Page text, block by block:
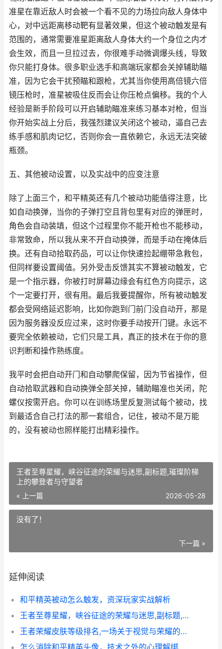
准星在靠近敌人时会被一个看不见的力场拉向敌人身体中
心，对中远距离移动靶有显著效果，但这个被动触发是有
范围的，通常需要准星距离敌人身体大约一个身位之内才
会生效，而且一旦拉过去，你很难手动微调爆头线，导致
你只能打身体。很多职业选手和高端玩家都会关掉辅助瞄
准，因为它会干扰预瞄和跟枪，尤其当你使用高倍镜六倍
镜压枪时，准星被吸住反而会让你压枪点偏移。我的个人
经验是新手阶段可以开启辅助瞄准来练习基本对枪，但当
你开始实战上分后，我强烈建议关闭这个被动，逼自己去
练手感和肌肉记忆，否则你会一直依赖它，永远无法突破
瓶颈。
五、其他被动设置，以及实战中的应变注意
除了上面三个，和平精英还有几个被动功能值得注意，比
如自动换弹，当你的子弹打空且背包里有对应的弹匣时，
角色会自动装填，但这个过程里你不能开枪也不能移动，
非常致命，所以我从来不开自动换弹，而是手动在掩体后
换。还有自动拾取药品，可以让你快速捡起绷带急救包，
但同样要设置阈值。另外受击反馈其实不算被动触发，它
是一个指示器，你被打时屏幕边缘会有红色方向提示，这
个一定要打开，很有用。最后我要提醒你，所有被动触发
都会受网络延迟影响，比如你跑到门前门没自动开，那是
因为服务器没反应过来，这时你要手动按开门键。永远不
要完全依赖被动，它们只是工具，真正的技术在于你的意
识判断和操作熟练度。
我平时会把自动开门和自动攀爬保留，因为节省操作，但
自动拾取武器和自动换弹全部关掉，辅助瞄准也关闭，陀
螺仪按需开启。你可以在训练场里反复测试每个被动，找
到最适合自己打法的那一套组合，记住，被动不是万能
的，没有被动也照样能打出精彩操作。
王者至尊星耀，峡谷征途的荣耀与迷思,副标题,璀璨阶梯
上的攀登者与守望者
« 上一篇 2026-05-28
没有了！
下一篇 »
延伸阅读
和平精英被动怎么触发，资深玩家实战解析
王者至尊星耀，峡谷征途的荣耀与迷思,副标题,璀璨阶梯上的攀登者与守望者
王者荣耀皮肤等级排名,一场关于视觉与荣耀的盛宴
怎么消除和平精英头像，技术之外的心理解绑